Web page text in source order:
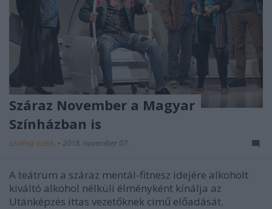
Száraz November a Magyar
Színházban is
szinhaz szerk. • 2018. november 07.
A teátrum a száraz mentál-fitnesz idejére alkoholt
kiváltó alkohol nélküli élményként kínálja az
Utánképzés ittas vezetőknek című előadását.